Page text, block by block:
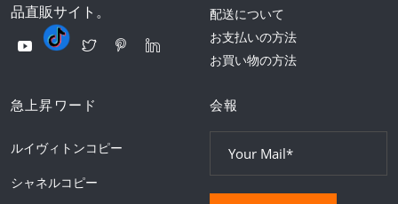
品直販サイト。
配送について
お支払いの方法
お買い物の方法
急上昇ワード
ルイヴィトンコピー
シャネルコピー
会報